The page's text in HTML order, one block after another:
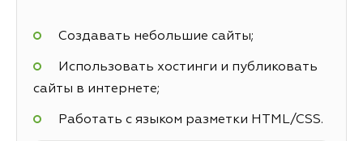
Создавать небольшие сайты;
Использовать хостинги и публиковать
сайты в интернете;
Работать с языком разметки HTML/CSS.